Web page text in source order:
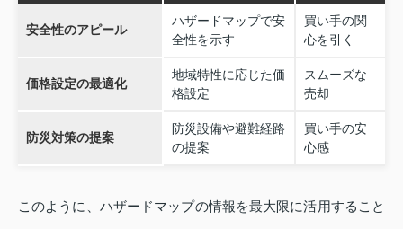
安全性のアピール
ハザードマップで安
全性を示す
買い手の関
心を引く
価格設定の最適化
地域特性に応じた価
格設定
スムーズな
売却
防災対策の提案
防災設備や避難経路
の提案
買い手の安
心感
このように、ハザードマップの情報を最大限に活用すること